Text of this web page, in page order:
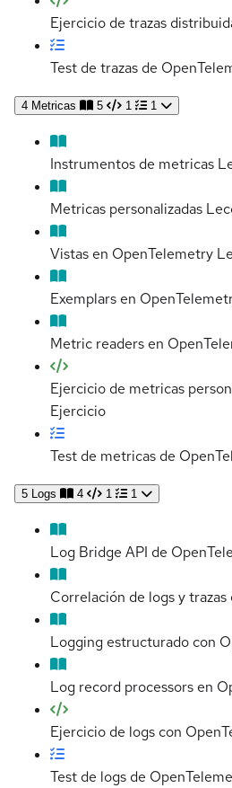
Ejercicio de trazas
Test de trazas de
4 Metricas 5 1 1
Instrumentos de metricas
Metricas personalizadas
Vistas en OpenTelemetry
Exemplars en
Metric readers en
Ejercicio de metricas
Ejercicio
Test de metricas de
5 Logs 4 1 1
Log Bridge API de
Correlación de logs y
Logging estructurado con
Log record processors en
Ejercicio de logs con
Test de logs de